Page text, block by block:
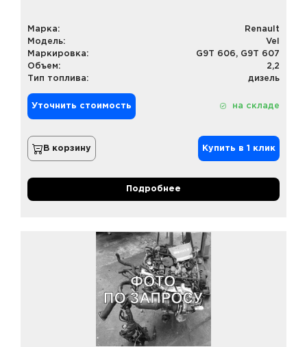
Марка:
Renault
Модель:
Vel
Маркировка:
G9T 606, G9T 607
Объем:
2,2
Тип топлива:
дизель
Уточнить стоимость на складе
В корзину Купить в 1 клик
Подробнее